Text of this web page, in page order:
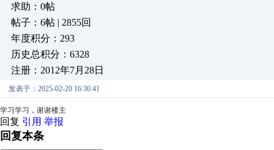
求助：0帖
帖子：6帖 | 2855回
年度积分：293
历史总积分：6328
注册：2012年7月28日
发表于：2025-02-20 16:30:41
学习学习，谢谢楼主
回复 引用 举报
回复本条